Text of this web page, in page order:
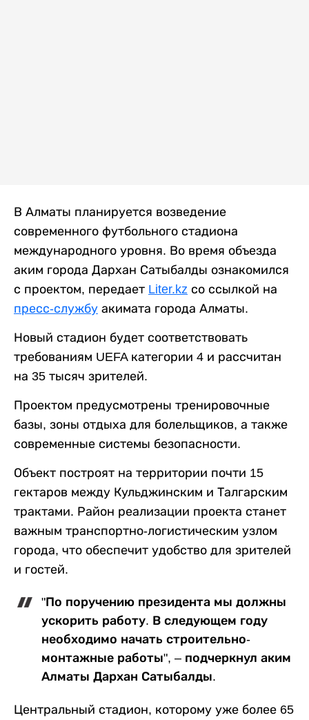
В Алматы планируется возведение
современного футбольного стадиона
международного уровня. Во время объезда
аким города Дархан Сатыбалды ознакомился
с проектом, передает Liter.kz со ссылкой на
пресс-службу акимата города Алматы.
Новый стадион будет соответствовать
требованиям UEFA категории 4 и рассчитан
на 35 тысяч зрителей.
Проектом предусмотрены тренировочные
базы, зоны отдыха для болельщиков, а также
современные системы безопасности.
Объект построят на территории почти 15
гектаров между Кульджинским и Талгарским
трактами. Район реализации проекта станет
важным транспортно-логистическим узлом
города, что обеспечит удобство для зрителей
и гостей.
"По поручению президента мы должны
ускорить работу. В следующем году
необходимо начать строительно-
монтажные работы", – подчеркнул аким
Алматы Дархан Сатыбалды.
Центральный стадион, которому уже более 65